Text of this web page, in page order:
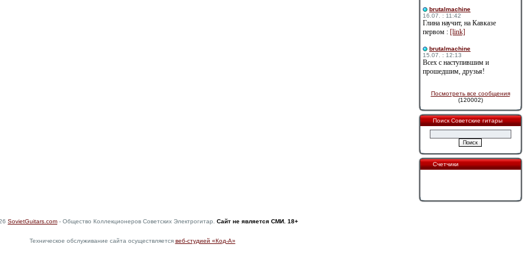
brutalmachine
16.07. : 11:42
Глина научит, на Кавказе
первом : [link]
brutalmachine
15.07. : 12:13
Всех с наступившим и
прошедшим, друзья!
Посмотреть все сообщения
(120002)
Поиск Советские гитары
Счетчики
SovietGuitars.com - Общество Коллекционеров Советских Электрогитар. Сайт не является СМИ. 18+
Техническое обслуживание сайта осуществляется веб-студией «Код-А»